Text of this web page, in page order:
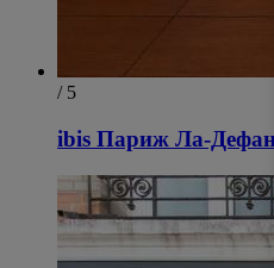
/ 5
ibis Париж Ла-